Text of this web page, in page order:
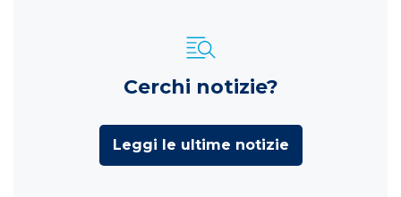
Cerchi notizie?
Leggi le ultime notizie